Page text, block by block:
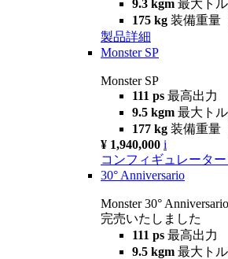
9.3 kgm 最大ト
175 kg 装備重量
製品詳細
Monster SP
Monster SP
111 ps 最高出力
9.5 kgm 最大ト
177 kg 装備重量
¥ 1,940,000 i
コンフィギュレーター
30° Anniversario
Monster 30° Anniversario
完売いたしました
111 ps 最高出力
9.5 kgm 最大ト